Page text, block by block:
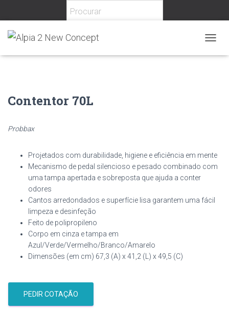
O
A
/ / Contentor 70L
Contentor 70L
Probbax
Projetados com durabilidade, higiene e eficiência em mente
Mecanismo de pedal silencioso e pesado combinado com
uma tampa apertada e sobreposta que ajuda a conter
odores
Cantos arredondados e superfície lisa garantem uma fácil
limpeza e desinfeção
Feito de polipropileno
Corpo em cinza e tampa em
Azul/Verde/Vermelho/Branco/Amarelo
Dimensões (em cm) 67,3 (A) x 41,2 (L) x 49,5 (C)
PEDIR COTAÇÃO